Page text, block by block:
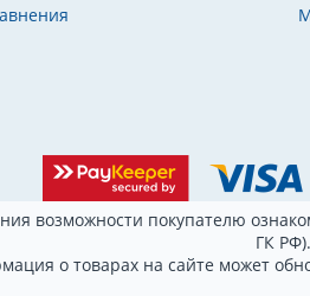
возможности покупателю
ГК РФ).
о товарах на сайте может